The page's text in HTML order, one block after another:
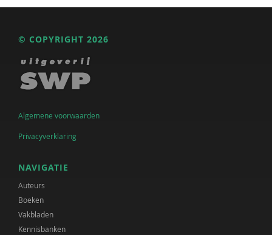
© COPYRIGHT 2026
Algemene voorwaarden
Privacyverklaring
NAVIGATIE
Auteurs
Boeken
Vakbladen
Kennisbanken